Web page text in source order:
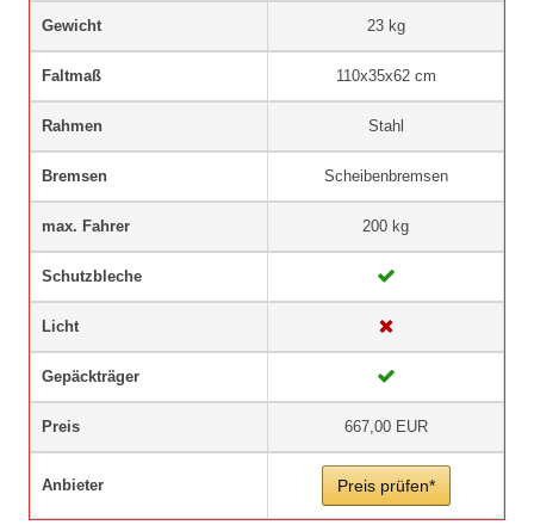
Gewicht 23 kg
Faltmaß 110x35x62 cm
Rahmen Stahl
Bremsen Scheibenbremsen
max. Fahrer 200 kg
Schutzbleche
Licht
Gepäckträger
Preis 667,00 EUR
Anbieter Preis prüfen*